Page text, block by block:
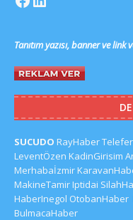
Tanıtım yazısı, banner ve
SUCUDO RayHaber
LeventÖzen KadinGirisim
Merhabaİzmir
MakineTamirIptidai
HaberInegol OtobanHaber
BulmacaHaber